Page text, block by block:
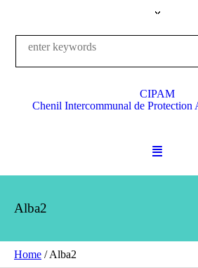
CIPAM
Chenil Intercommunal de Protection
Alba2
Home /Alba2